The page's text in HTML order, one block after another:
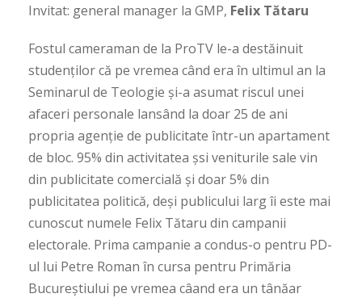
Invitat: general manager la GMP, Felix Tătaru
Fostul cameraman de la ProTV le-a destăinuit
studenților că pe vremea când era în ultimul an la
Seminarul de Teologie și-a asumat riscul unei
afaceri personale lansând la doar 25 de ani
propria agenție de publicitate într-un apartament
de bloc. 95% din activitatea șsi veniturile sale vin
din publicitate comercială și doar 5% din
publicitatea politică, deși publicului larg îi este mai
cunoscut numele Felix Tătaru din campanii
electorale. Prima campanie a condus-o pentru PD-
ul lui Petre Roman în cursa pentru Primăria
Bucureștiului pe vremea câand era un tânăar